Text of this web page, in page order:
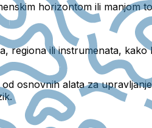
horizontom ili manjom
regiona ili instrumenata, kako
osnovnih alata za